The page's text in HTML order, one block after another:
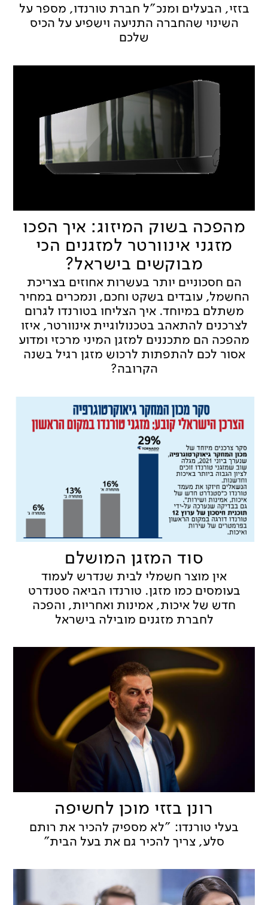
בזזי, הבעלים ומנכ"ל חברת טורנדו, מספר על
השינוי שהחברה התניעה וישפיע על הכיס
שלכם
מהפכה בשוק המיזוג: איך הפכו
מזגני אינוורטר למזגנים הכי
מבוקשים בישראל?
הם חסכוניים יותר בעשרות אחוזים בצריכת
החשמל, עובדים בשקט וחכם, ונמכרים במחיר
משתלם במיוחד. איך הצליחו בטורנדו לגרום
לצרכנים להתאהב בטכנולוגיית אינוורטר, איזו
מהפכה הם מתכננים למזגן המיני מרכזי ומדוע
אסור לכם להתפתות לרכוש מזגן רגיל בשנה
הקרובה?
סוד המזגן המושלם
אין מוצר חשמלי לבית שנדרש לעמוד
בעומסים כמו מזגן. טורנדו הביאה סטנדרט
חדש של איכות, אמינות ואחריות, והפכה
לחברת מזגנים מובילה בישראל
רונן בזזי מוכן לחשיפה
בעלי טורנדו: "לא מספיק להכיר את רותם
סלע, צריך להכיר גם את בעל הבית"